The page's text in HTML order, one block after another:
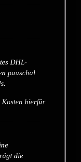
DHL-
pauschal
Kosten hierfür
die